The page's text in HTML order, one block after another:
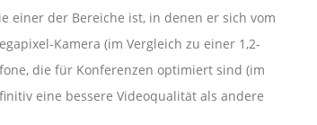
einer der Bereiche ist, in denen er sich vom
Kamera (im Vergleich zu einer 1,2-
die für Konferenzen optimiert sind (im
eine bessere Videoqualität als andere